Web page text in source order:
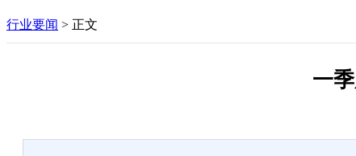
行业要闻 > 正文
一